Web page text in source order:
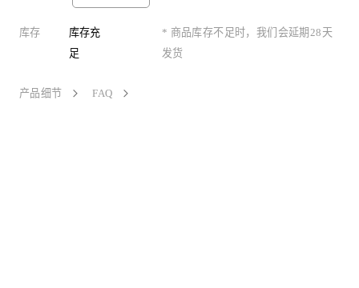
库存
库存充
足
* 商品库存不足时，我们会延期28天
发货
产品细节 FAQ